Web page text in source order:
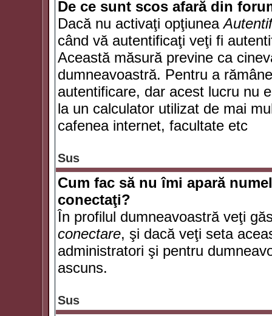
De ce sunt scos afară din
Dacă nu activaţi opţiunea
când vă autentificaţi veţi fi
Această măsură previne ca
dumneavoastră. Pentru a
autentificare, dar acest lucru nu
la un calculator utilizat de mai
cafenea internet, facultate etc
Sus
Cum fac să nu îmi apară
conectaţi?
În profilul dumneavoastră veţi
conectare, şi dacă veţi seta
administratori şi pentru
ascuns.
Sus